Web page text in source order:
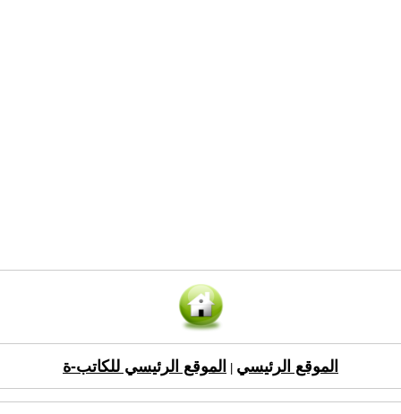
الموقع الرئيسي الموقع الرئيسي للكاتب-ة